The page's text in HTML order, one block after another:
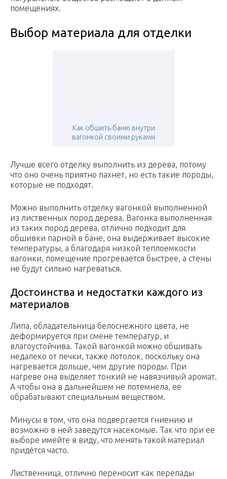
помещениях.
Выбор материала для отделки
Как обшить баню внутри
вагонкой своими руками
Лучше всего отделку выполнить из дерева, потому
что оно очень приятно пахнет, но есть такие породы,
которые не подходят.
Можно выполнить отделку вагонкой выполненной
из лиственных пород дерева. Вагонка выполненная
из таких пород дерева, отлично подходит для
обшивки парной в бане, она выдерживает высокие
температуры, а благодаря низкой теплоемкости
вагонки, помещение прогревается быстрее, а стены
не будут сильно нагреваться.
Достоинства и недостатки каждого из
материалов
Липа, обладательница белоснежного цвета, не
деформируется при смене температур, и
влагоустойчива. Такой вагонкой можно обшивать
недалеко от печки, также потолок, поскольку она
нагревается дольше, чем другие породы. При
нагреве она выделяет тонкий не навязчивый аромат.
А чтобы она в дальнейшем не потемнела, ее
обрабатывают специальным веществом.
Минусы в том, что она подвергается гниению и
возможно в ней заведутся насекомые. Так что при ее
выборе имейте в виду, что менять такой материал
придётся часто.
Лиственница, отлично переносит как перепады